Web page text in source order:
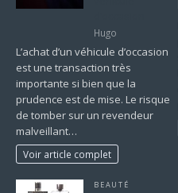
Hugo
L’achat d’un véhicule d’occasion
est une transaction très
importante si bien que la
prudence est de mise. Le risque
de tomber sur un revendeur
malveillant…
Voir article complet
BEAUTÉ